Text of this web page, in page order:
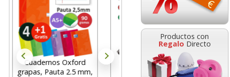
Productos con
Regalo Directo
Tempera Jovi 12 Botes
Colores Surtidos +
Pincel
Rotulador Pizarra
blanca edding 661
Acuarelas Jovi pastilla
grande 30mm 22